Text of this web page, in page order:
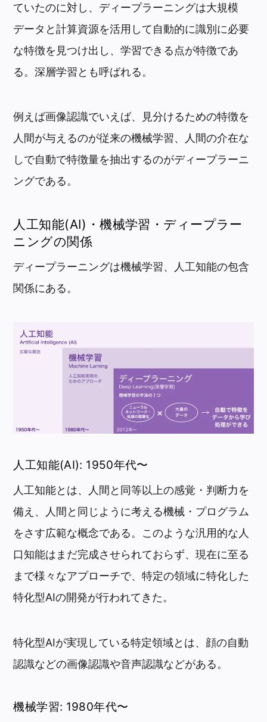
ていたのに対し、ディープラーニングは大規模
データと計算資源を活用して自動的に識別に必要
な特徴を見つけ出し、学習できる点が特徴であ
る。深層学習とも呼ばれる。
例えば画像認識でいえば、見分けるための特徴を
人間が与えるのが従来の機械学習、人間の介在な
しで自動で特徴量を抽出するのがディープラーニ
ングである。
人工知能(AI)・機械学習・ディープラー
ニングの関係
ディープラーニングは機械学習、人工知能の包含
関係にある。
人工知能(AI): 1950年代〜
人工知能とは、人間と同等以上の感覚・判断力を
備え、人間と同じように考える機械・プログラム
をさす広範な概念である。このような汎用的な人
口知能はまだ完成させられておらず、現在に至る
まで様々なアプローチで、特定の領域に特化した
特化型AIの開発が行われてきた。
特化型AIが実現している特定領域とは、顔の自動
認識などの画像認識や音声認識などがある。
機械学習: 1980年代〜